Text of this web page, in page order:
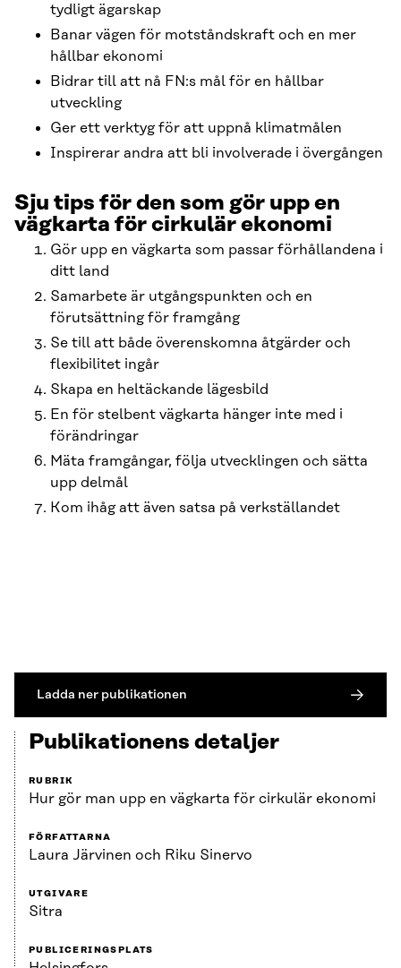
tydligt ägarskap
Banar vägen för motståndskraft och en mer
hållbar ekonomi
Bidrar till att nå FN:s mål för en hållbar
utveckling
Ger ett verktyg för att uppnå klimatmålen
Inspirerar andra att bli involverade i övergången
Sju tips för den som gör upp en
vägkarta för cirkulär ekonomi
Gör upp en vägkarta som passar förhållandena i
ditt land
Samarbete är utgångspunkten och en
förutsättning för framgång
Se till att både överenskomna åtgärder och
flexibilitet ingår
Skapa en heltäckande lägesbild
En för stelbent vägkarta hänger inte med i
förändringar
Mäta framgångar, följa utvecklingen och sätta
upp delmål
Kom ihåg att även satsa på verkställandet
Ladda ner publikationen
Publikationens detaljer
RUBRIK
Hur gör man upp en vägkarta för cirkulär ekonomi
FÖRFATTARNA
Laura Järvinen och Riku Sinervo
UTGIVARE
Sitra
PUBLICERINGSPLATS